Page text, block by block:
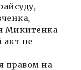
Микитенка
акт не
правом на